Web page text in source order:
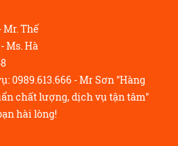
Mr. Thế
Ms. Hà
0989.613.666 - Mr Sơn "Hàng
chất lượng, dịch vụ tận tâm"
hài lòng!